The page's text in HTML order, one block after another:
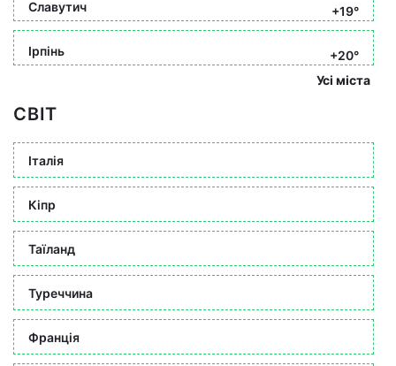
Славутич +19°
Ірпінь
+20°
Усі міста
СВІТ
Італія
Кіпр
Таїланд
Туреччина
Франція